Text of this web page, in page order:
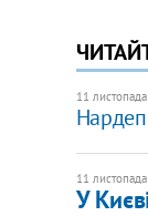
11
11
У